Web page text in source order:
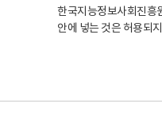
한국지능정보사회진흥
안에 넣는 것은 허용되